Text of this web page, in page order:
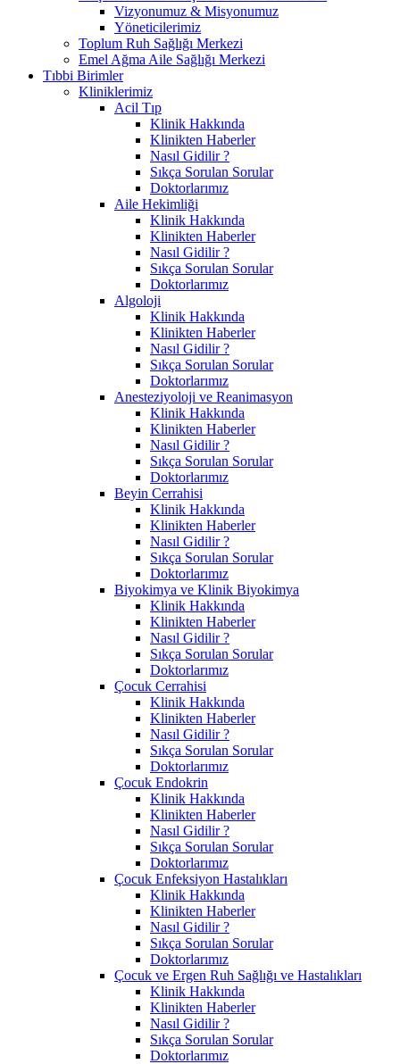
Vizyonumuz & Misyonumuz
Yöneticilerimiz
Toplum Ruh Sağlığı Merkezi
Emel Ağma Aile Sağlığı Merkezi
Tıbbi Birimler
Kliniklerimiz
Acil Tıp
Klinik Hakkında
Klinikten Haberler
Nasıl Gidilir ?
Sıkça Sorulan Sorular
Doktorlarımız
Aile Hekimliği
Klinik Hakkında
Klinikten Haberler
Nasıl Gidilir ?
Sıkça Sorulan Sorular
Doktorlarımız
Algoloji
Klinik Hakkında
Klinikten Haberler
Nasıl Gidilir ?
Sıkça Sorulan Sorular
Doktorlarımız
Anesteziyoloji ve Reanimasyon
Klinik Hakkında
Klinikten Haberler
Nasıl Gidilir ?
Sıkça Sorulan Sorular
Doktorlarımız
Beyin Cerrahisi
Klinik Hakkında
Klinikten Haberler
Nasıl Gidilir ?
Sıkça Sorulan Sorular
Doktorlarımız
Biyokimya ve Klinik Biyokimya
Klinik Hakkında
Klinikten Haberler
Nasıl Gidilir ?
Sıkça Sorulan Sorular
Doktorlarımız
Çocuk Cerrahisi
Klinik Hakkında
Klinikten Haberler
Nasıl Gidilir ?
Sıkça Sorulan Sorular
Doktorlarımız
Çocuk Endokrin
Klinik Hakkında
Klinikten Haberler
Nasıl Gidilir ?
Sıkça Sorulan Sorular
Doktorlarımız
Çocuk Enfeksiyon Hastalıkları
Klinik Hakkında
Klinikten Haberler
Nasıl Gidilir ?
Sıkça Sorulan Sorular
Doktorlarımız
Çocuk ve Ergen Ruh Sağlığı ve Hastalıkları
Klinik Hakkında
Klinikten Haberler
Nasıl Gidilir ?
Sıkça Sorulan Sorular
Doktorlarımız